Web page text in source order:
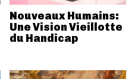
Nouveaux Humains:
Une Vision Vieillotte
du Handicap